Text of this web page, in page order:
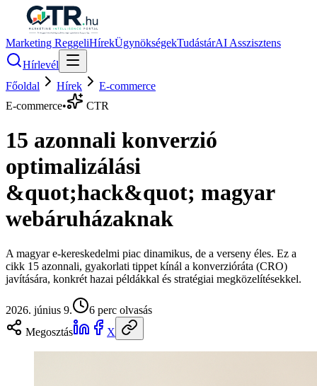
Marketing ReggeliHírekÜgynökségekTudástárAI Asszisztens
Hírlevél
Főoldal
Hírek
E-commerce
E-commerce• CTR
15 azonnali konverzió
optimalizálási
&quot;hack&quot; magyar
webáruházaknak
A magyar e-kereskedelmi piac dinamikus, de a verseny éles. Ez a
cikk 15 azonnali, gyakorlati tippet kínál a konverzióráta (CRO)
javítására, konkrét hazai példákkal és stratégiai megközelítésekkel.
2026. június 9. 6 perc olvasás
Megosztás
X